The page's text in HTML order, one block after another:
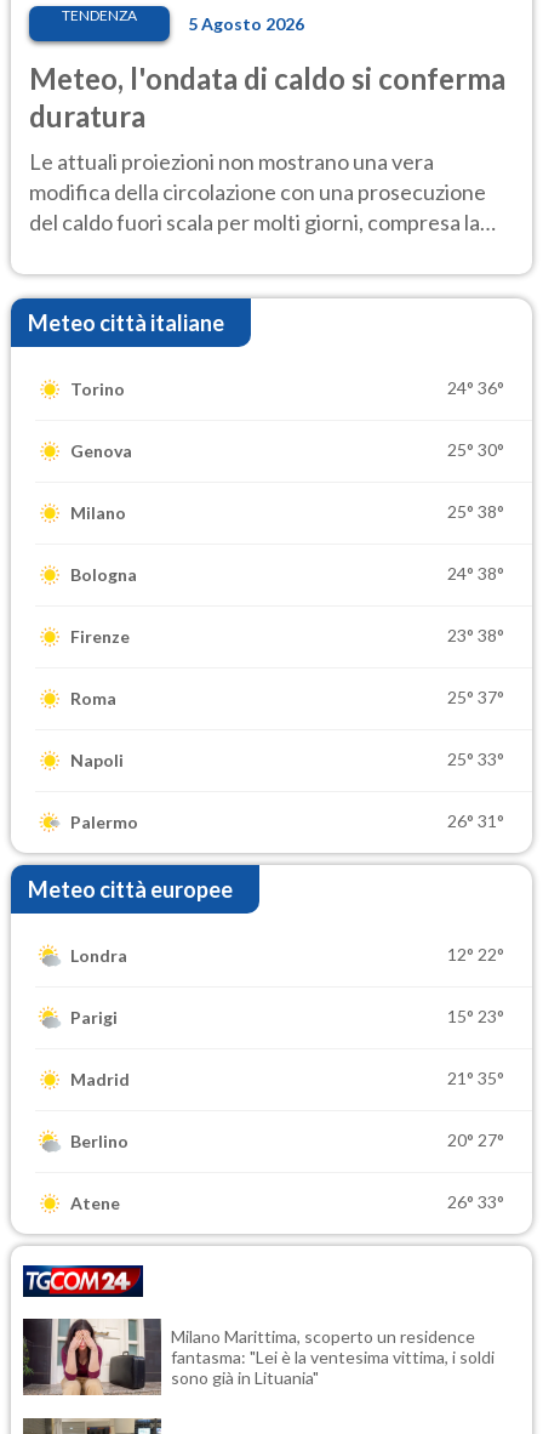
TENDENZA 5 Agosto 2026
Meteo, l'ondata di caldo si conferma
duratura
Le attuali proiezioni non mostrano una vera
modifica della circolazione con una prosecuzione
del caldo fuori scala per molti giorni, compresa la
Meteo città italiane
Torino 24° 36°
Genova 25° 30°
Milano 25° 38°
Bologna 24° 38°
Firenze 23° 38°
Roma 25° 37°
Napoli 25° 33°
Palermo 26° 31°
Meteo città europee
Londra 12° 22°
Parigi 15° 23°
Madrid 21° 35°
Berlino 20° 27°
Atene 26° 33°
Milano Marittima, scoperto un residence
fantasma: "Lei è la ventesima vittima, i soldi
sono già in Lituania"